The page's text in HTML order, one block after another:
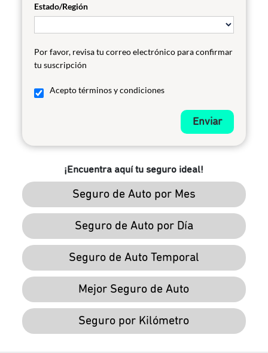
Estado/Región
Por favor, revisa tu correo electrónico para confirmar
tu suscripción
Acepto términos y condiciones
Enviar
¡Encuentra aquí tu seguro ideal!
Seguro de Auto por Mes
Seguro de Auto por Día
Seguro de Auto Temporal
Mejor Seguro de Auto
Seguro por Kilómetro